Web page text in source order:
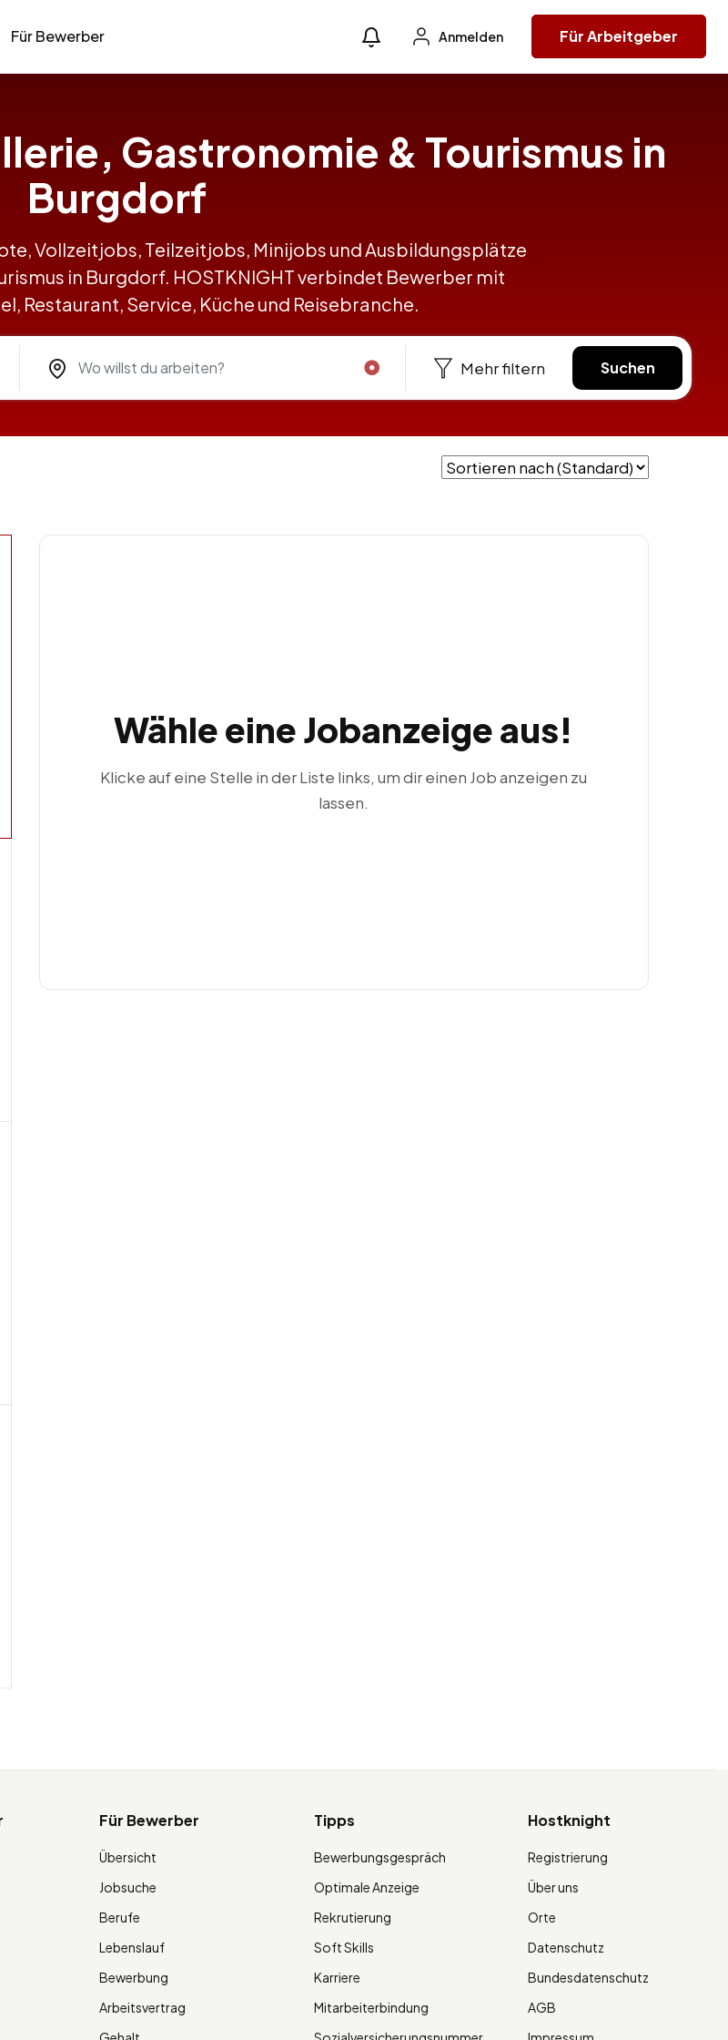
Für Bewerber Anmelden Für Arbeitgeber
Gastronomie & Tourismus in
Burgdorf
Vollzeitjobs, Teilzeitjobs, Minijobs und Ausbildungsplätze
in Burgdorf. HOSTKNIGHT verbindet Bewerber mit
Restaurant, Service, Küche und Reisebranche.
Mehr filtern Suchen
Wähle eine Jobanzeige aus!
Klicke auf eine Stelle in der Liste links, um dir einen Job anzeigen zu
lassen.
Für Bewerber
Übersicht
Jobsuche
Berufe
Lebenslauf
Bewerbung
Arbeitsvertrag
Tipps
Bewerbungsgespräch
Optimale Anzeige
Rekrutierung
Soft Skills
Karriere
Mitarbeiterbindung
Hostknight
Registrierung
Über uns
Orte
Datenschutz
Bundesdatenschutz
AGB